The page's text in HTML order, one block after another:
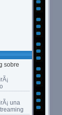
sobre
una